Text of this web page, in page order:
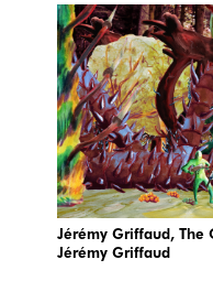
Jérémy Griffaud, The
Jérémy Griffaud